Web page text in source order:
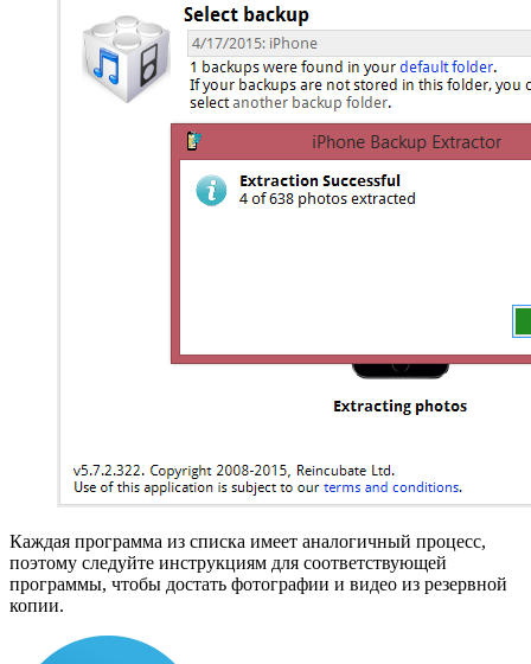
Каждая программа из списка имеет аналогичный процесс,
поэтому следуйте инструкциям для соответствующей
программы, чтобы достать фотографии и видео из резервной
копии.